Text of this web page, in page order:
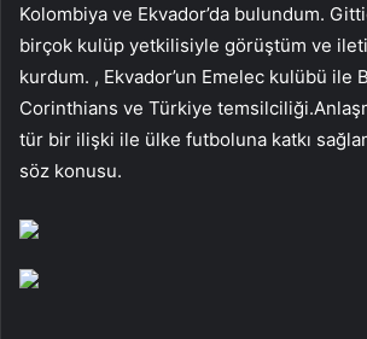
Kolombiya ve Ekvador’da bulundum.
birçok kulüp yetkilisiyle görüştüm ve
kurdum. , Ekvador’un Emelec kulübü ile
Corinthians ve Türkiye
tür bir ilişki ile ülke futboluna katkı
söz konusu.